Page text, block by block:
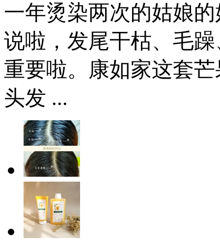
一年烫染两次的姑娘
说啦，发尾干枯、毛
重要啦。康如家这套
头发 ...